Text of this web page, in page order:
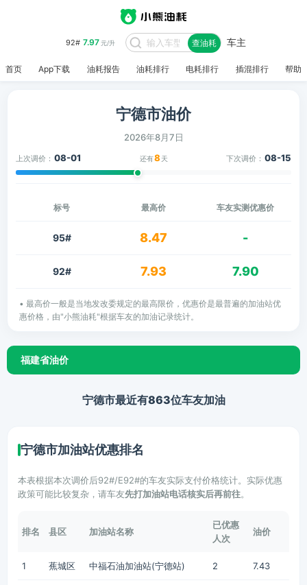
92# 7.97元/升 查油耗 车主
首页 App下载 油耗报告 油耗排行 电耗排行 插混排行 帮助
宁德市油价
2026年8月7日
上次调价： 08-01 还有8 天 下次调价： 08-15
标号 最高价 车友实测优惠价
95# 8.47 -
92# 7.93 7.90
• 最高价一般是当地发改委规定的最高限价，优惠价是最普遍的加油站优
惠价格，由"小熊油耗"根据车友的加油记录统计。
福建省油价
宁德市最近有863位车友加油
宁德市加油站优惠排名
本表根据本次调价后92#/E92#的车友实际支付价格统计。实际优惠
政策可能比较复杂，请车友先打加油站电话核实后再前往。
排名 县区 加油站名称
已优惠
人次
油价
1 蕉城区 中福石油加油站(宁德站) 2 7.43